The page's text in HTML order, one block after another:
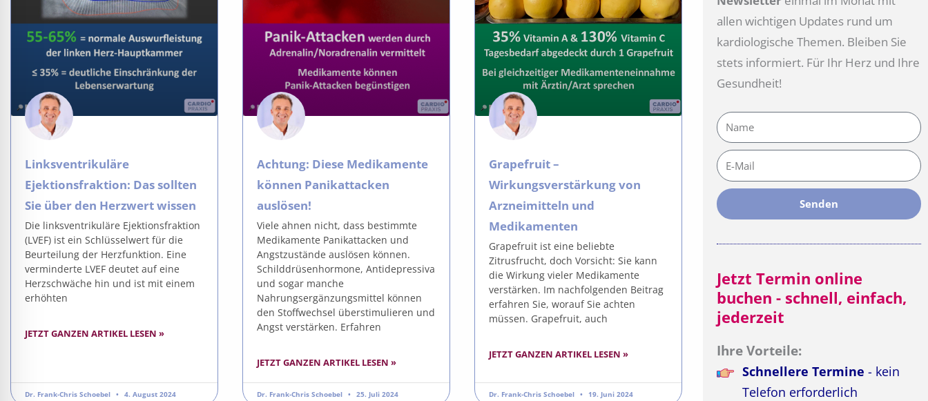
Linksventrikuläre
Ejektionsfraktion: Das sollten
Sie über den Herzwert wissen
Die linksventrikuläre Ejektionsfraktion
(LVEF) ist ein Schlüsselwert für die
Beurteilung der Herzfunktion. Eine
verminderte LVEF deutet auf eine
Herzschwäche hin und ist mit einem
erhöhten
JETZT GANZEN ARTIKEL LESEN »
Dr. Frank-Chris Schoebel 4. August 2024
Achtung: Diese Medikamente
können Panikattacken
auslösen!
Viele ahnen nicht, dass bestimmte
Medikamente Panikattacken und
Angstzustände auslösen können.
Schilddrüsenhormone, Antidepressiva
und sogar manche
Nahrungsergänzungsmittel können
den Stoffwechsel überstimulieren und
Angst verstärken. Erfahren
JETZT GANZEN ARTIKEL LESEN »
Dr. Frank-Chris Schoebel 25. Juli 2024
Grapefruit –
Wirkungsverstärkung von
Arzneimitteln und
Medikamenten
Grapefruit ist eine beliebte
Zitrusfrucht, doch Vorsicht: Sie kann
die Wirkung vieler Medikamente
verstärken. Im nachfolgenden Beitrag
erfahren Sie, worauf Sie achten
müssen. Grapefruit, auch
JETZT GANZEN ARTIKEL LESEN »
Dr. Frank-Chris Schoebel 19. Juni 2024
allen wichtigen Updates rund um
kardiologische Themen. Bleiben Sie
stets informiert. Für Ihr Herz und Ihre
Gesundheit!
Name
E-
Mail
Senden
Jetzt Termin online
buchen - schnell, einfach,
jederzeit
Ihre Vorteile:
Schnellere Termine - kein
Telefon erforderlich